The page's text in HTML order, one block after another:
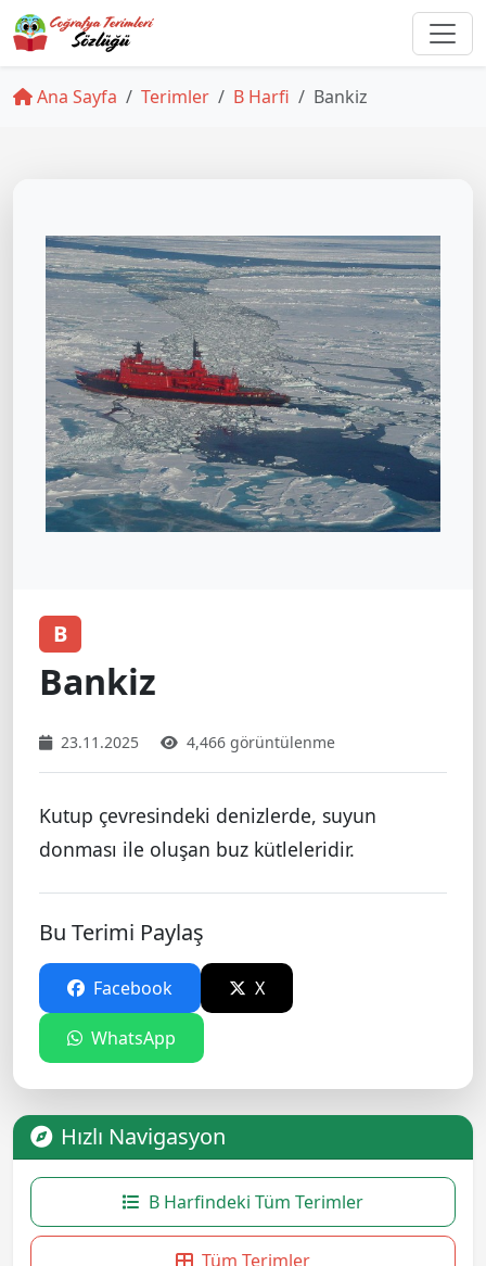
Ana Sayfa Terimler B Harfi Bankiz
B
Bankiz
23.11.2025 4,466 görüntülenme
Kutup çevresindeki denizlerde, suyun
donması ile oluşan buz kütleleridir.
Bu Terimi Paylaş
Facebook X
WhatsApp
Hızlı Navigasyon
B Harfindeki Tüm Terimler
Tüm Terimler